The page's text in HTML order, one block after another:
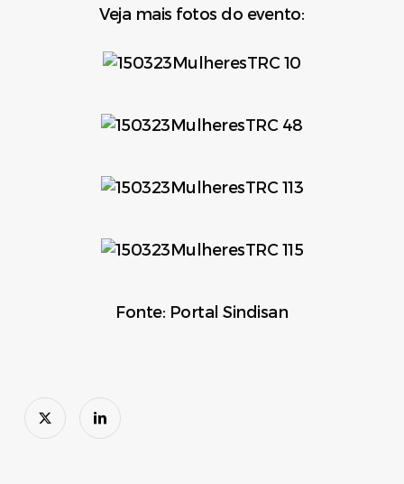
Veja mais fotos do evento:
Fonte: Portal Sindisan